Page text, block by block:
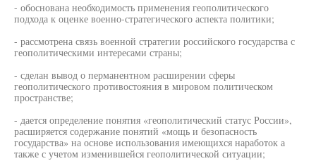
- обоснована необходимость применения геополитического
подхода к оценке военно-стратегического аспекта политики;
- рассмотрена связь военной стратегии российского государства с
геополитическими интересами страны;
- сделан вывод о перманентном расширении сферы
геополитического противостояния в мировом политическом
пространстве;
- дается определение понятия «геополитический статус России»,
расширяется содержание понятий «мощь и безопасность
государства» на основе использования имеющихся наработок а
также с учетом изменившейся геополитической ситуации;